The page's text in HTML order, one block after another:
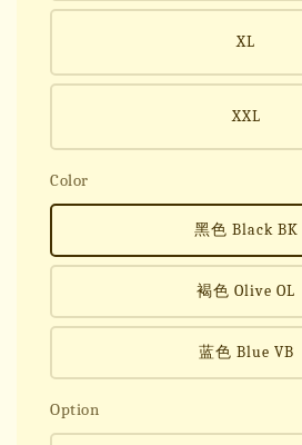
XL
XXL
Color
黑色 Black BK
褐色 Olive OL
蓝色 Blue VB
Option